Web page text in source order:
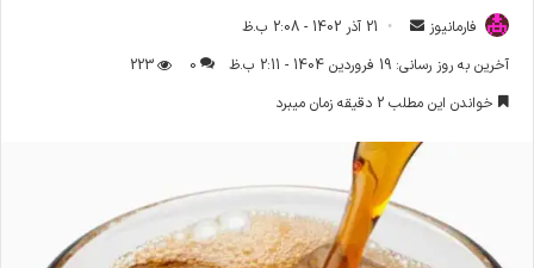
فارمانیوز
ا
ل
ا
ی
21 آذر 1402 - 2:08 ب.ظ
آخرین به روز رسانی: 19 فروردین 1404 - 2:11 ب.ظ
0
223
خواندن این مطلب 2 دقیقه زمان میبرد